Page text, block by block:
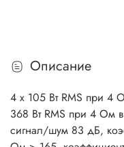
Описание
4 x 105 Вт RMS при 4
368 Вт RMS при 4 Ом
сигнал/шум 83 дБ,